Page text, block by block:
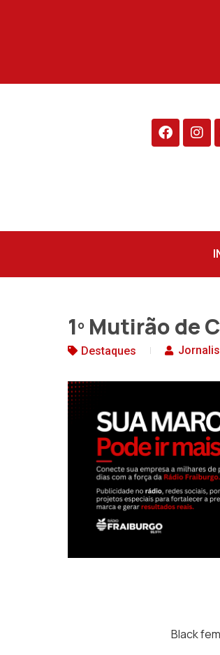
1º Mutirão de
Destaques
Black